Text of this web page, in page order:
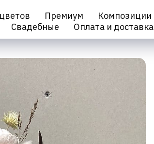
Премиум Композиции
Свадебные Оплата и доставка